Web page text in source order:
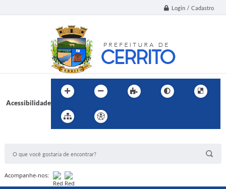
Login / Cadastro
Acessibilidade
Acompanhe-nos: